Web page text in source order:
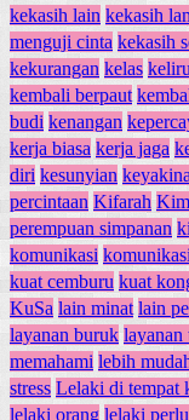
kekasih lain kekasih
menguji cinta kekasih
kekurangan kelas keliru
kembali berpaut
budi kenangan
kerja biasa kerja jaga
diri kesunyian
percintaan Kifarah Kim
perempuan simpanan
komunikasi
kuat cemburu kuat
KuSa lain minat lain
layanan buruk layanan
memahami lebih
stress Lelaki di tempat
lelaki orang lelaki